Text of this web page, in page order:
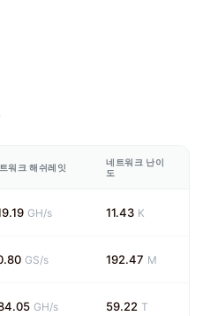
워크 해쉬레잇
네트워크 난이
도
GH/s 11.43 K
GS/s 192.47 M
GH/s 59.22 T